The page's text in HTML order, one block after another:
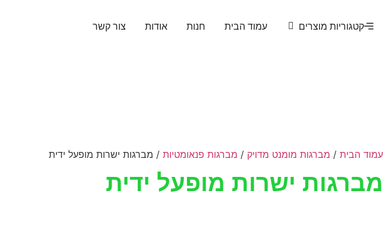
קטגוריות מוצרים עמוד הבית חנות אודות צור קשר
עמוד הבית / מברגות מומנט מדויק / מברגות פנאומטיות / מברגות ישרות מופעל ידית
מברגות ישרות מופעל ידית